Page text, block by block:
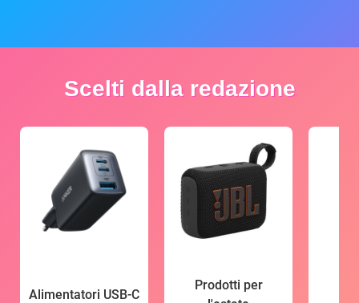
Scelti dalla redazione
Alimentatori USB-C
Prodotti per